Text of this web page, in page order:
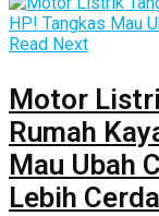
Read Next
Motor
Rumah
Mau Ubah
Lebih